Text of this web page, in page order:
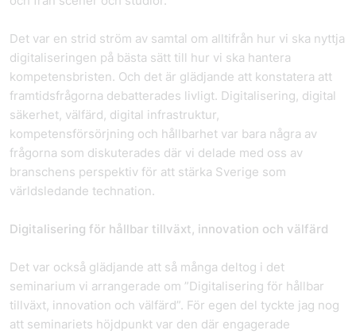
Det var en strid ström av samtal om alltifrån hur vi ska nyttja
digitaliseringen på bästa sätt till hur vi ska hantera
kompetensbristen. Och det är glädjande att konstatera att
framtidsfrågorna debatterades livligt. Digitalisering, digital
säkerhet, välfärd, digital infrastruktur,
kompetensförsörjning och hållbarhet var bara några av
frågorna som diskuterades där vi delade med oss av
branschens perspektiv för att stärka Sverige som
världsledande technation.
Digitalisering för hållbar tillväxt, innovation och välfärd
Det var också glädjande att så många deltog i det
seminarium vi arrangerade om ”Digitalisering för hållbar
tillväxt, innovation och välfärd”. För egen del tyckte jag nog
att seminariets höjdpunkt var den där engagerade